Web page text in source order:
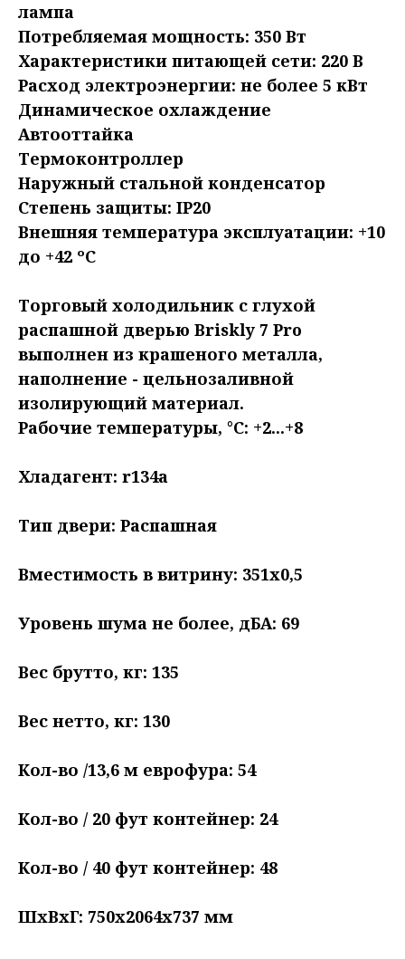
лампа
Потребляемая мощность: 350 Вт
Характеристики питающей сети: 220 В
Расход электроэнергии: не более 5 кВт
Динамическое охлаждение
Автооттайка
Термоконтроллер
Наружный стальной конденсатор
Степень защиты: IP20
Внешняя температура эксплуатации: +10
до +42 ºC
Торговый холодильник с глухой
распашной дверью Briskly 7 Pro
выполнен из крашеного металла,
наполнение - цельнозаливной
изолирующий материал.
Рабочие температуры, °C: +2...+8
Хладагент: r134a
Тип двери: Распашная
Вместимость в витрину: 351х0,5
Уровень шума не более, дБА: 69
Вес брутто, кг: 135
Вес нетто, кг: 130
Кол-во /13,6 м еврофура: 54
Кол-во / 20 фут контейнер: 24
Кол-во / 40 фут контейнер: 48
ШxВxГ: 750x2064x737 мм